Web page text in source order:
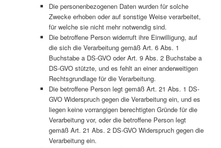
Die personenbezogenen Daten wurden für solche
Zwecke erhoben oder auf sonstige Weise verarbeitet,
für welche sie nicht mehr notwendig sind.
Die betroffene Person widerruft ihre Einwilligung, auf
die sich die Verarbeitung gemäß Art. 6 Abs. 1
Buchstabe a DS-GVO oder Art. 9 Abs. 2 Buchstabe a
DS-GVO stützte, und es fehlt an einer anderweitigen
Rechtsgrundlage für die Verarbeitung.
Die betroffene Person legt gemäß Art. 21 Abs. 1 DS-
GVO Widerspruch gegen die Verarbeitung ein, und es
liegen keine vorrangigen berechtigten Gründe für die
Verarbeitung vor, oder die betroffene Person legt
gemäß Art. 21 Abs. 2 DS-GVO Widerspruch gegen die
Verarbeitung ein.